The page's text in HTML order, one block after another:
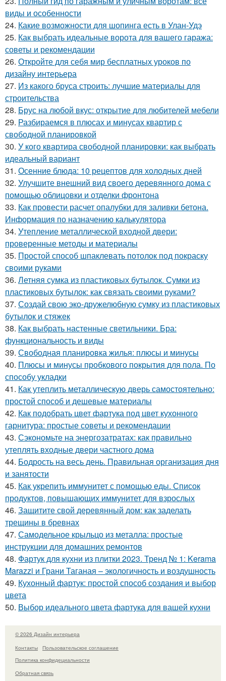
виды и особенности
24. Какие возможности для шопинга есть в Улан-Удэ
25. Как выбрать идеальные ворота для вашего гаража:
советы и рекомендации
26. Откройте для себя мир бесплатных уроков по
дизайну интерьера
27. Из какого бруса строить: лучшие материалы для
строительства
28. Брус на любой вкус: открытие для любителей мебели
29. Разбираемся в плюсах и минусах квартир с
свободной планировкой
30. У кого квартира свободной планировки: как выбрать
идеальный вариант
31. Осенние блюда: 10 рецептов для холодных дней
32. Улучшите внешний вид своего деревянного дома с
помощью облицовки и отделки фронтона
33. Как провести расчет опалубки для заливки бетона.
Информация по назначению калькулятора
34. Утепление металлической входной двери:
проверенные методы и материалы
35. Простой способ шпаклевать потолок под покраску
своими руками
36. Летняя сумка из пластиковых бутылок. Сумки из
пластиковых бутылок: как связать своими руками?
37. Создай свою эко-дружелюбную сумку из пластиковых
бутылок и стяжек
38. Как выбрать настенные светильники. Бра:
функциональность и виды
39. Свободная планировка жилья: плюсы и минусы
40. Плюсы и минусы пробкового покрытия для пола. По
способу укладки
41. Как утеплить металлическую дверь самостоятельно:
простой способ и дешевые материалы
42. Как подобрать цвет фартука под цвет кухонного
гарнитура: простые советы и рекомендации
43. Сэкономьте на энергозатратах: как правильно
утеплять входные двери частного дома
44. Бодрость на весь день. Правильная организация дня
и занятости
45. Как укрепить иммунитет с помощью еды. Список
продуктов, повышающих иммунитет для взрослых
46. Защитите свой деревянный дом: как заделать
трещины в бревнах
47. Самодельное крыльцо из металла: простые
инструкции для домашних ремонтов
48. Фартук для кухни из плитки 2023. Тренд № 1: Kerama
Marazzi и Грани Таганая – экологичность и воздушность
49. Кухонный фартук: простой способ создания и выбор
цвета
50. Выбор идеального цвета фартука для вашей кухни
© 2026 Дизайн интерьера
Контакты
Пользовательское соглашение
Политика конфидециальности
Обратная связь